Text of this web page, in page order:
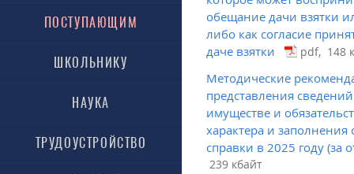
ПОСТУПАЮЩИМ
ШКОЛЬНИКУ
НАУКА
ТРУДОУСТРОЙСТВО
обещание дачи взятки
либо как согласие
даче взятки
pdf, 148
Методические
представления
имуществе и
характера и
справки в 2025 году (за
239 кбайт